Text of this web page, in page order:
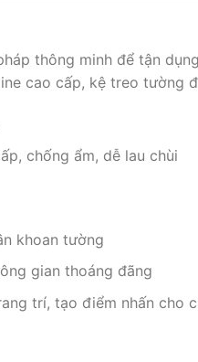
thông minh để tận
cao cấp, kệ treo tường
chống ẩm, dễ lau chùi
khoan tường
gian thoáng đãng
trí, tạo điểm nhấn cho